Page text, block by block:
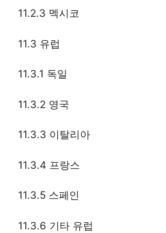
11.2.3 멕시코
11.3 유럽
11.3.1 독일
11.3.2 영국
11.3.3 이탈리아
11.3.4 프랑스
11.3.5 스페인
11.3.6 기타 유럽